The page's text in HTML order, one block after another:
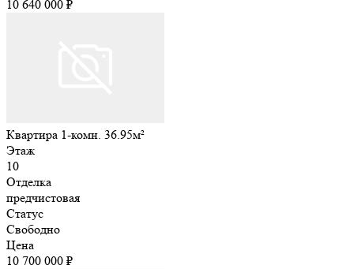
10 640 000 ₽
Квартира 1-комн. 36.95м²
Этаж
10
Отделка
предчистовая
Статус
Свободно
Цена
10 700 000 ₽